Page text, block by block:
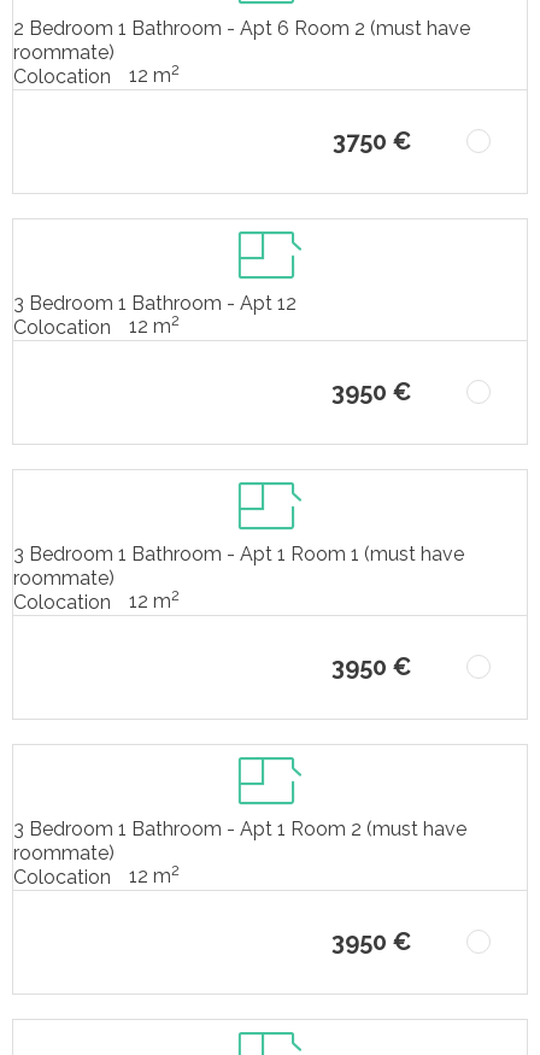
2 Bedroom 1 Bathroom - Apt 6 Room 2 (must have
roommate)
Colocation
12 m2
3750 €
3 Bedroom 1 Bathroom - Apt 12
Colocation
12 m2
3950 €
3 Bedroom 1 Bathroom - Apt 1 Room 1 (must have
roommate)
Colocation
12 m2
3950 €
3 Bedroom 1 Bathroom - Apt 1 Room 2 (must have
roommate)
Colocation
12 m2
3950 €